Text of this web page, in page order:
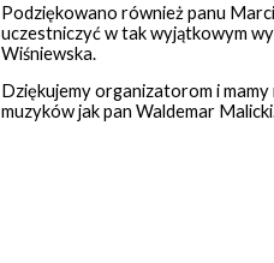
Podziękowano również panu
uczestniczyć w tak wyjątkowym
Wiśniewska.
Dziękujemy organizatorom i mamy
muzyków jak pan Waldemar